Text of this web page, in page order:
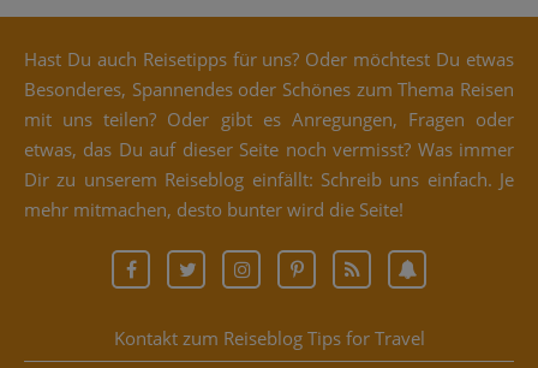
Hast Du auch Rei­se­tipps für uns? Oder möch­test Du etwas
Beson­de­res, Span­nen­des oder Schö­nes zum The­ma Rei­sen
mit uns tei­len? Oder gibt es Anre­gun­gen, Fra­gen oder
etwas, das Du auf die­ser Sei­te noch ver­misst? Was immer
Dir zu unse­rem Rei­se­blog ein­fällt: Schreib uns ein­fach. Je
mehr mit­ma­chen, des­to bun­ter wird die Seite!
Kontakt zum Reiseblog Tips for Travel